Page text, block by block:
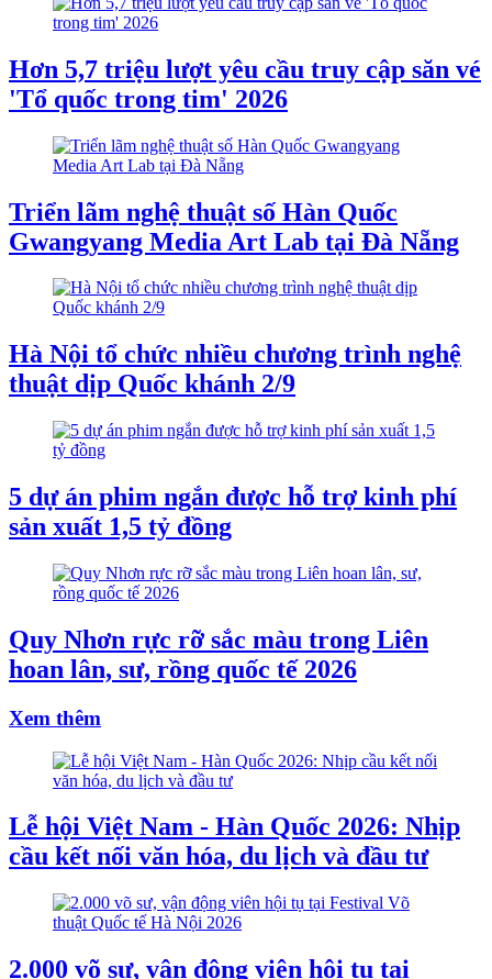
Hơn 5,7 triệu lượt yêu cầu truy cập săn vé
'Tổ quốc trong tim' 2026
Triển lãm nghệ thuật số Hàn Quốc
Gwangyang Media Art Lab tại Đà Nẵng
Hà Nội tổ chức nhiều chương trình nghệ
thuật dịp Quốc khánh 2/9
5 dự án phim ngắn được hỗ trợ kinh phí
sản xuất 1,5 tỷ đồng
Quy Nhơn rực rỡ sắc màu trong Liên
hoan lân, sư, rồng quốc tế 2026
Xem thêm
Lễ hội Việt Nam - Hàn Quốc 2026: Nhịp
cầu kết nối văn hóa, du lịch và đầu tư
2.000 võ sư, vận động viên hội tụ tại